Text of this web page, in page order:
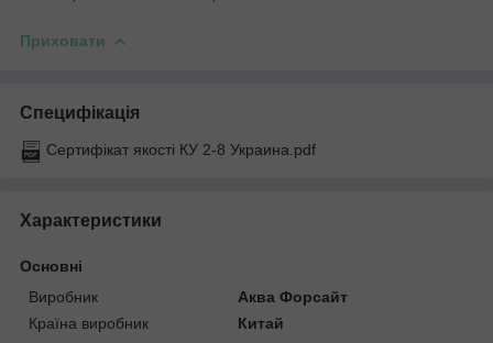
Приховати
Специфікація
Сертифікат якості КУ 2-8 Украина.pdf
Характеристики
Основні
Виробник
Аква Форсайт
Країна виробник
Китай